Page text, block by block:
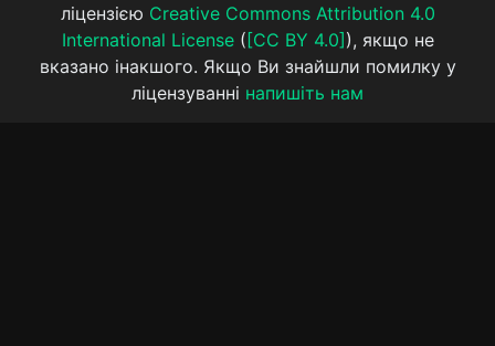
ліцензією Creative Commons Attribution 4.0
International License( [CC BY 4.0] ), якщо не
вказано інакшого. Якщо Ви знайшли помилку у
ліцензуванні напишіть нам